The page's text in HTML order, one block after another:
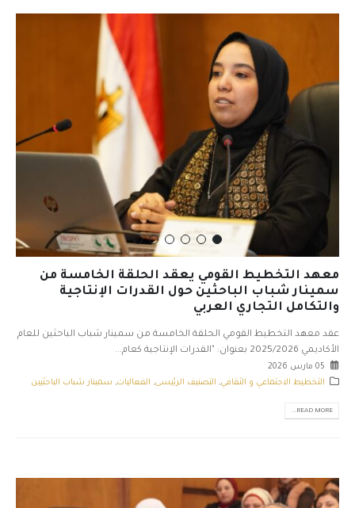
معهد التخطيط القومي يعقد الحلقة الخامسة من
سمينار شباب الباحثين حول القدرات الإنتاجية
والتكامل التجاري العربي
عقد معهد التخطيط القومي الحلقة الخامسة من سمينار شباب الباحثين للعام
الأكاديمي 2025/2026 بعنوان: "القدرات الإنتاجية كعام...
05 مارس 2026
التخطيط الاجتماعي و الثقافي, التصنيف الرئيسى, الفعاليات, سمينار شباب الباحثيين
READ MORE...